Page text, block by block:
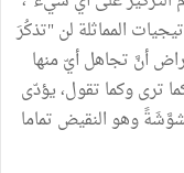
المماثلة لن "تذكُرَ
أنَّ تجاهل أيّ منها
ترى وكما تقول، يؤدّى
وهو النقيض تماما